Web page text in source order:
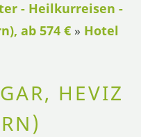
- Heilkurreisen -
ab 574 € » Hotel
HEVIZ